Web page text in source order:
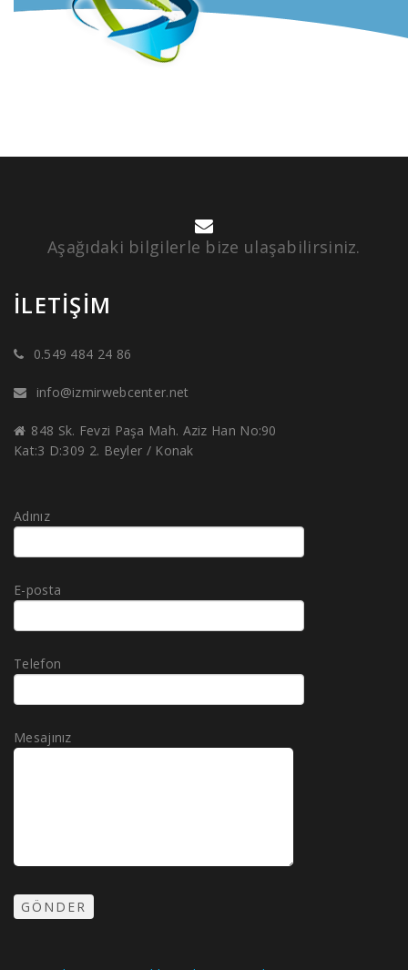
Aşağıdaki bilgilerle bize ulaşabilirsiniz.
İLETIŞIM
0.549 484 24 86
info@izmirwebcenter.net
848 Sk. Fevzi Paşa Mah. Aziz Han No:90
Kat:3 D:309 2. Beyler / Konak
Adınız
E-posta
Telefon
Mesajınız